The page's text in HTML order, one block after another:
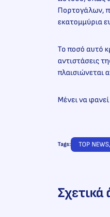
Πορτογάλων,
εκατομμύρια
Το ποσό αυτό
αντιστάσεις
πλαισιώνεται
Μένει να
Tags: TOP NEWS,
Σχετικά